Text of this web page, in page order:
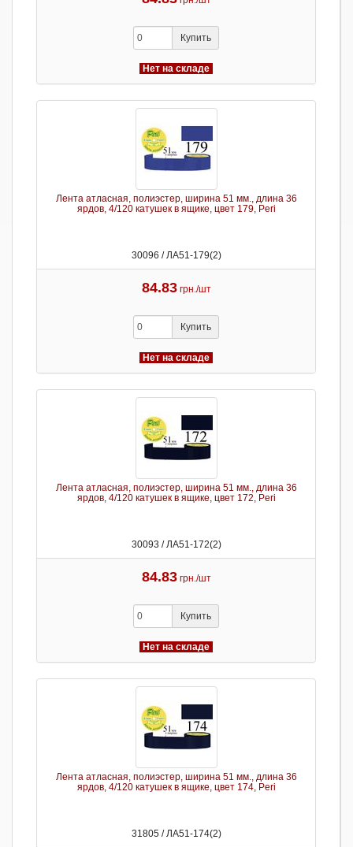
Купить
Нет на складе
Лента атласная, полиэстер, ширина 51 мм., длина 36
ярдов, 4/120 катушек в ящике, цвет 179, Peri
30096 / ЛА51-179(2)
84.83 грн./шт
Купить
Нет на складе
Лента атласная, полиэстер, ширина 51 мм., длина 36
ярдов, 4/120 катушек в ящике, цвет 172, Peri
30093 / ЛА51-172(2)
84.83 грн./шт
Купить
Нет на складе
Лента атласная, полиэстер, ширина 51 мм., длина 36
ярдов, 4/120 катушек в ящике, цвет 174, Peri
31805 / ЛА51-174(2)